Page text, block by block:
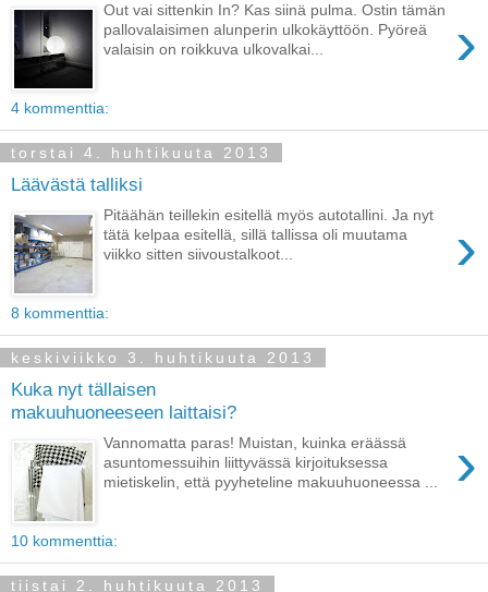
›
Out vai sittenkin In? Kas siinä pulma. Ostin tämän
pallovalaisimen alunperin ulkokäyttöön. Pyöreä
valaisin on roikkuva ulkovalkai...
4 kommenttia:
torstai 4. huhtikuuta 2013
Läävästä talliksi
›
Pitäähän teillekin esitellä myös autotallini. Ja nyt
tätä kelpaa esitellä, sillä tallissa oli muutama
viikko sitten siivoustalkoot...
8 kommenttia:
keskiviikko 3. huhtikuuta 2013
Kuka nyt tällaisen
makuuhuoneeseen laittaisi?
›
Vannomatta paras! Muistan, kuinka eräässä
asuntomessuihin liittyvässä kirjoituksessa
mietiskelin, että pyyheteline makuuhuoneessa ...
10 kommenttia:
tiistai 2. huhtikuuta 2013